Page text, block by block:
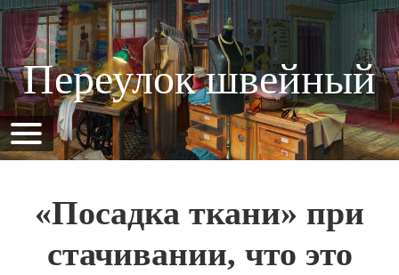
Переулок швейный
«Посадка ткани» при
стачивании, что это